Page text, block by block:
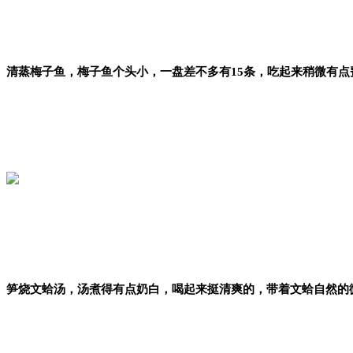
清蒸梅子鱼，梅子鱼个头小，一盘差不多有15条，吃起来稍微有点
笋烧文蛤汤，汤煮得有点奶白，喝起来挺清爽的，带着文蛤自然的